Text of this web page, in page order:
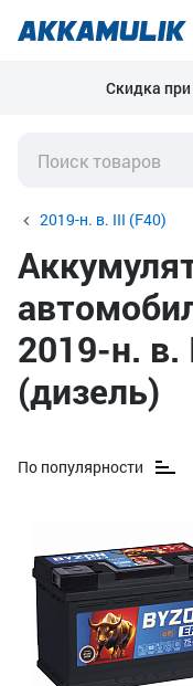
Скидка
2019-н. в. III (F40)
2019-н. в.
(дизель)
По популярности